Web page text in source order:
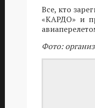
Все, кто
«КАРДО» и
Фото: